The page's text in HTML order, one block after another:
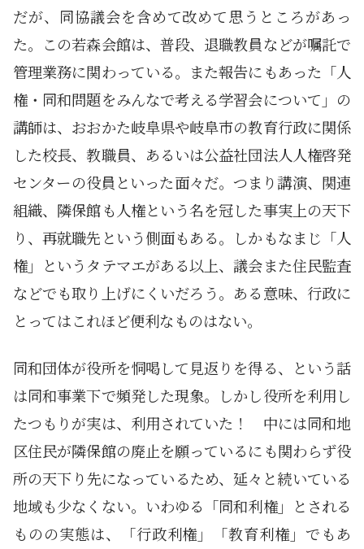
だが、同協議会を含めて改めて思うところがあっ
た。この若森会館は、普段、退職教員などが嘱託で
管理業務に関わっている。また報告にもあった「人
権・同和問題をみんなで考える学習会について」の
講師は、おおかた岐阜県や岐阜市の教育行政に関係
した校長、教職員、あるいは公益社団法人人権啓発
センターの役員といった面々だ。つまり講演、関連
組織、隣保館も人権という名を冠した事実上の天下
り、再就職先という側面もある。しかもなまじ「人
権」というタテマエがある以上、議会また住民監査
などでも取り上げにくいだろう。ある意味、行政に
とってはこれほど便利なものはない。
同和団体が役所を恫喝して見返りを得る、という話
は同和事業下で頻発した現象。しかし役所を利用し
たつもりが実は、利用されていた！ 中には同和地
区住民が隣保館の廃止を願っているにも関わらず役
所の天下り先になっているため、延々と続いている
地域も少なくない。いわゆる「同和利権」とされる
ものの実態は、「行政利権」「教育利権」でもあ